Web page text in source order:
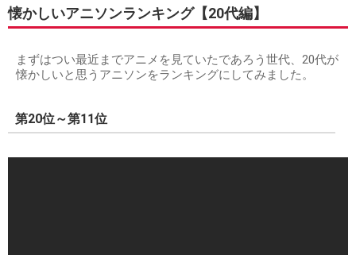
懐かしいアニソンランキング【20代編】
まずはつい最近までアニメを見ていたであろう世代、20代が
懐かしいと思うアニソンをランキングにしてみました。
第20位～第11位